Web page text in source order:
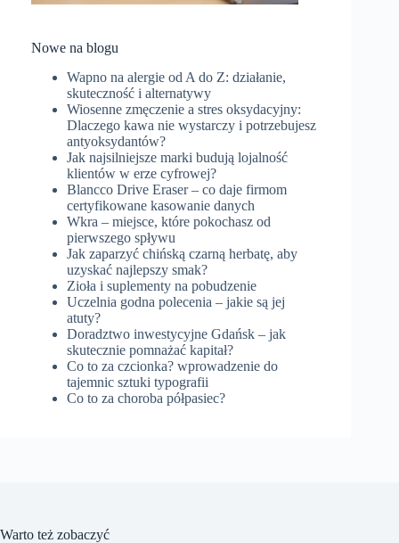
Nowe na blogu
Wapno na alergie od A do Z: działanie,
skuteczność i alternatywy
Wiosenne zmęczenie a stres oksydacyjny:
Dlaczego kawa nie wystarczy i potrzebujesz
antyoksydantów?
Jak najsilniejsze marki budują lojalność
klientów w erze cyfrowej?
Blancco Drive Eraser – co daje firmom
certyfikowane kasowanie danych
Wkra – miejsce, które pokochasz od
pierwszego spływu
Jak zaparzyć chińską czarną herbatę, aby
uzyskać najlepszy smak?
Zioła i suplementy na pobudzenie
Uczelnia godna polecenia – jakie są jej
atuty?
Doradztwo inwestycyjne Gdańsk – jak
skutecznie pomnażać kapitał?
Co to za czcionka? wprowadzenie do
tajemnic sztuki typografii
Co to za choroba półpasiec?
Warto też zobaczyć